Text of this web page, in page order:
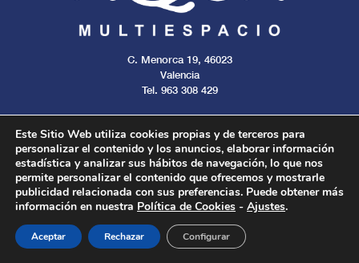
C. Menorca 19, 46023
Valencia
Tel. 963 308 429
Todos los derechos reservados. 2024.
Aviso legal Cookies Privacidad
Este Sitio Web utiliza cookies propias y de terceros para
personalizar el contenido y los anuncios, elaborar información
estadística y analizar sus hábitos de navegación, lo que nos
permite personalizar el contenido que ofrecemos y mostrarle
publicidad relacionada con sus preferencias. Puede obtener más
información en nuestra Política de Cookies - Ajustes.
Aceptar Rechazar Configurar